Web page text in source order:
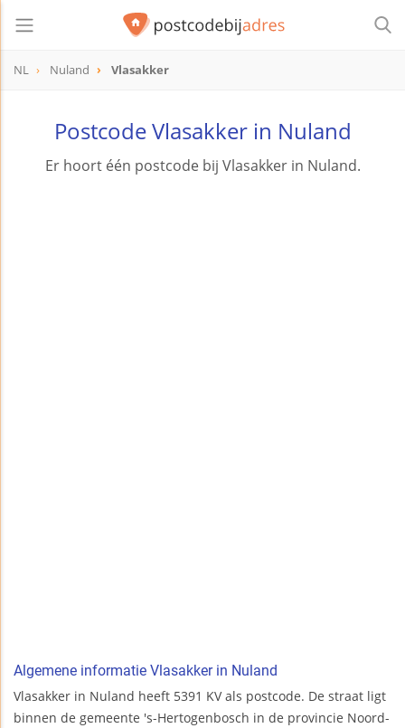
NL Nuland Vlasakker
Postcode Vlasakker in Nuland
Er hoort één postcode bij Vlasakker in Nuland.
Algemene informatie Vlasakker in Nuland
Vlasakker in Nuland heeft 5391 KV als postcode. De straat ligt
binnen de gemeente 's-Hertogenbosch in de provincie Noord-